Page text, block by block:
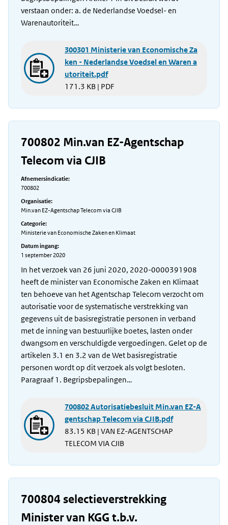
verstaan onder: a. de Nederlandse Voedsel- en
Warenautoriteit…
300301 Ministerie van Economische Za
ken - Nederlandse Voedsel en Waren a
utoriteit.pdf
171.3 KB | PDF
700802 Min.van EZ-Agentschap
Telecom via CJIB
Afnemersindicatie:
700802
Organisatie:
Min.van EZ-Agentschap Telecom via CJIB
Categorie:
Ministerie van Economische Zaken en Klimaat
Datum ingang:
1 september 2020
In het verzoek van 26 juni 2020, 2020-0000391908
heeft de minister van Economische Zaken en Klimaat
ten behoeve van het Agentschap Telecom verzocht om
autorisatie voor de systematische verstrekking van
gegevens uit de basisregistratie personen in verband
met de inning van bestuurlijke boetes, lasten onder
dwangsom en verschuldigde vergoedingen. Gelet op de
artikelen 3.1 en 3.2 van de Wet basisregistratie
personen wordt op dit verzoek als volgt besloten.
Paragraaf 1. Begripsbepalingen…
700802 Autorisatiebesluit Min.van EZ-A
gentschap Telecom via CJIB.pdf
83.15 KB | VAN EZ-AGENTSCHAP
TELECOM VIA CJIB
700804 selectieverstrekking
Minister van KGG t.b.v.